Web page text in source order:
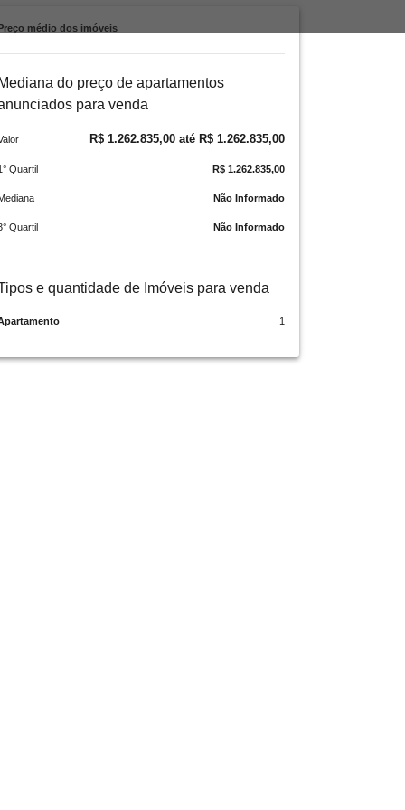
médio dos imóveis
Mediana do preço de apartamentos
para venda
R$ 1.262.835,00 até R$ 1.262.835,00
Quartil R$ 1.262.835,00
Não Informado
Quartil Não Informado
e quantidade de Imóveis para venda
1